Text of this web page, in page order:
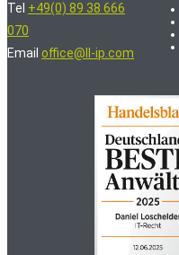
Tel +49(0) 89 38 666
070
Email office@ll-ip.com